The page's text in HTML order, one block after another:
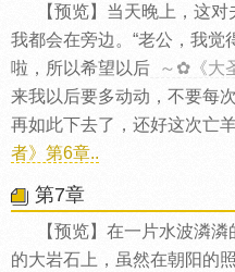
【预览】当天晚上，这
我都会在旁边。“老公，我
啦，所以希望以后
～✿《大
来我以后要多动动，不要每
再如此下去了，还好这次亡
者》第6章..
第7章
【预览】在一片水波潾
的大岩石上，虽然在朝阳的